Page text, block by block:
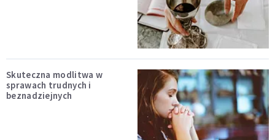
Skuteczna modlitwa w
sprawach trudnych i
beznadziejnych